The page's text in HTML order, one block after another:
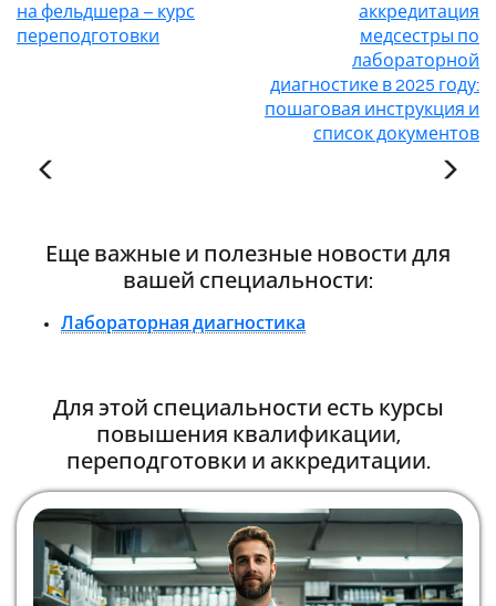
на фельдшера – курс
переподготовки
аккредитация
медсестры по
лабораторной
диагностике в 2025 году:
пошаговая инструкция и
список документов
Еще важные и полезные новости для
вашей специальности:
Лабораторная диагностика
Для этой специальности есть курсы
повышения квалификации,
переподготовки и аккредитации.